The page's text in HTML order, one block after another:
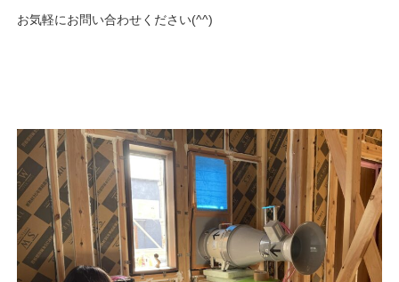
お気軽にお問い合わせください(^^)